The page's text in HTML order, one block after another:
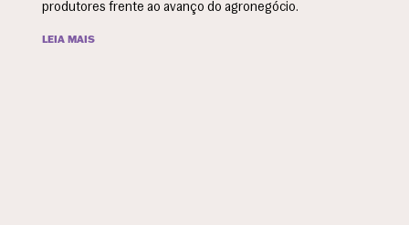
produtores frente ao avanço do agronegócio.
LEIA MAIS